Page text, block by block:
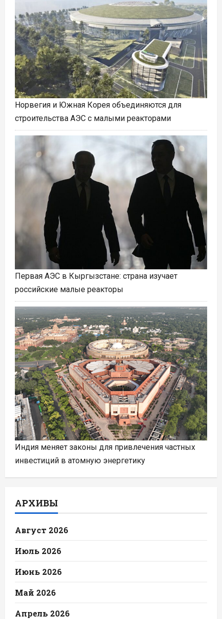
Норвегия и Южная Корея объединяются для
строительства АЭС с малыми реакторами
Первая АЭС в Кыргызстане: страна изучает
российские малые реакторы
Индия меняет законы для привлечения частных
инвестиций в атомную энергетику
АРХИВЫ
Август 2026
Июль 2026
Июнь 2026
Май 2026
Апрель 2026